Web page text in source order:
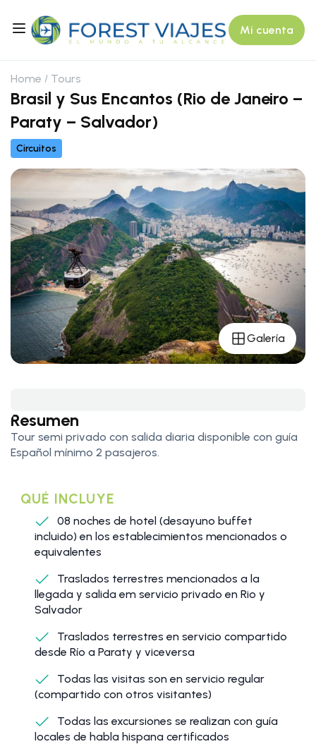
Mi cuenta
Home Tours
Brasil y Sus Encantos (Rio de Janeiro –
Paraty – Salvador)
Circuitos
Galería
Resumen
Tour semi privado con salida diaria disponible con guía
Español mínimo 2 pasajeros.
QUÉ INCLUYE
08 noches de hotel (desayuno buffet
incluido) en los establecimientos mencionados o
equivalentes
Traslados terrestres mencionados a la
llegada y salida em servicio privado en Rio y
Salvador
Traslados terrestres en servicio compartido
desde Río a Paraty y viceversa
Todas las visitas son en servicio regular
(compartido con otros visitantes)
Todas las excursiones se realizan con guía
locales de habla hispana certificados